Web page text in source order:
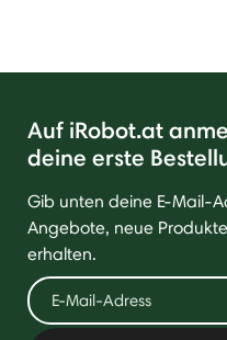
Auf iRobot.at
deine erste
Gib unten deine E-Mail-
Angebote, neue
erhalten.